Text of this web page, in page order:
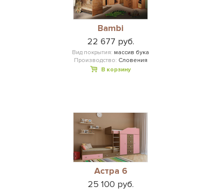
Bambi
22 677 руб.
Вид покрытия: массив бука
Производство: Словения
В корзину
Астра 6
25 100 руб.